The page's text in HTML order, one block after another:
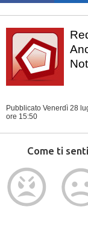
Pubblicato Venerdì 28
ore 15:50
Come ti